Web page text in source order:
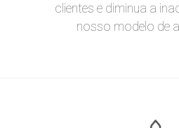
clientes e diminua a
nosso modelo de